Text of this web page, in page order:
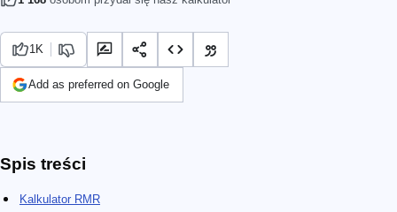
1K
Add as preferred on Google
Spis treści
Kalkulator RMR